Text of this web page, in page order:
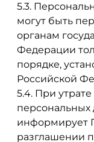
5.3.
могут быть
органам
Федерации
порядке,
Российской
5.4. При
персональных
информирует
разглашении